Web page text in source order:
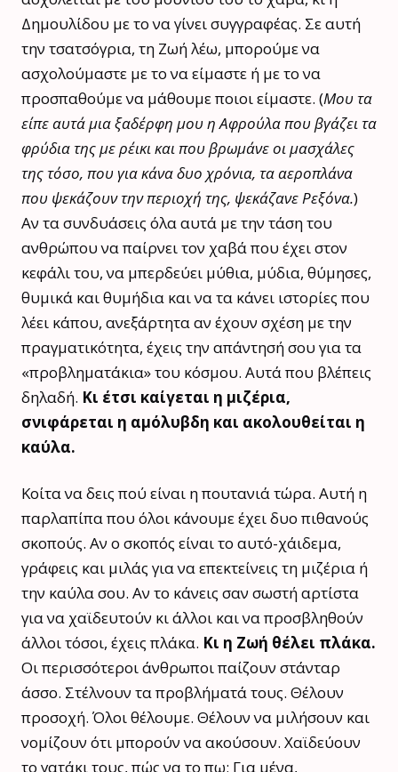
Δημουλίδου με το να γίνει συγγραφέας. Σε αυτή
την τσατσόγρια, τη Ζωή λέω, μπορούμε να
ασχολούμαστε με το να είμαστε ή με το να
προσπαθούμε να μάθουμε ποιοι είμαστε. (Μου τα
είπε αυτά μια ξαδέρφη μου η Αφρούλα που βγάζει τα
φρύδια της με ρέικι και που βρωμάνε οι μασχάλες
της τόσο, που για κάνα δυο χρόνια, τα αεροπλάνα
που ψεκάζουν την περιοχή της, ψεκάζανε Ρεξόνα.)
Αν τα συνδυάσεις όλα αυτά με την τάση του
ανθρώπου να παίρνει τον χαβά που έχει στον
κεφάλι του, να μπερδεύει μύθια, μύδια, θύμησες,
θυμικά και θυμήδια και να τα κάνει ιστορίες που
λέει κάπου, ανεξάρτητα αν έχουν σχέση με την
πραγματικότητα, έχεις την απάντησή σου για τα
«προβληματάκια» του κόσμου. Αυτά που βλέπεις
δηλαδή. Κι έτσι καίγεται η μιζέρια,
σνιφάρεται η αμόλυβδη και ακολουθείται η
καύλα.
Κοίτα να δεις πού είναι η πουτανιά τώρα. Αυτή η
παρλαπίπα που όλοι κάνουμε έχει δυο πιθανούς
σκοπούς. Αν ο σκοπός είναι το αυτό-χάιδεμα,
γράφεις και μιλάς για να επεκτείνεις τη μιζέρια ή
την καύλα σου. Αν το κάνεις σαν σωστή αρτίστα
για να χαϊδευτούν κι άλλοι και να προσβληθούν
άλλοι τόσοι, έχεις πλάκα. Κι η Ζωή θέλει πλάκα.
Οι περισσότεροι άνθρωποι παίζουν στάνταρ
άσσο. Στέλνουν τα προβλήματά τους. Θέλουν
προσοχή. Όλοι θέλουμε. Θέλουν να μιλήσουν και
νομίζουν ότι μπορούν να ακούσουν. Χαϊδεύουν
το γατάκι τους, πώς να το πω; Για μένα,